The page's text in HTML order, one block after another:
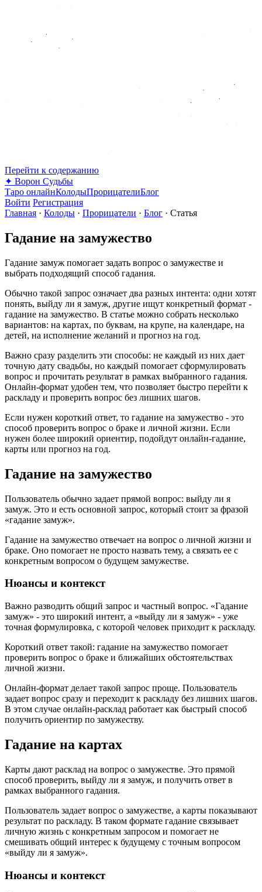
Перейти к содержанию
✦ Ворон Судьбы
Таро онлайнКолодыПрорицателиБлог
Войти Регистрация
Главная · Колоды · Прорицатели · Блог · Статья
Гадание на замужество
Гадание замуж помогает задать вопрос о замужестве и
выбрать подходящий способ гадания.
Обычно такой запрос означает два разных интента: одни хотят
понять, выйду ли я замуж, другие ищут конкретный формат -
гадание на замужество. В статье можно собрать несколько
вариантов: на картах, по буквам, на крупе, на календаре, на
детей, на исполнение желаний и прогноз на год.
Важно сразу разделить эти способы: не каждый из них дает
точную дату свадьбы, но каждый помогает сформулировать
вопрос и прочитать результат в рамках выбранного гадания.
Онлайн-формат удобен тем, что позволяет быстро перейти к
раскладу и проверить вопрос без лишних шагов.
Если нужен короткий ответ, то гадание на замужество - это
способ проверить вопрос о браке и личной жизни. Если
нужен более широкий ориентир, подойдут онлайн-гадание,
карты или прогноз на год.
Гадание на замужество
Пользователь обычно задает прямой вопрос: выйду ли я
замуж. Это и есть основной запрос, который стоит за фразой
«гадание замуж».
Гадание на замужество отвечает на вопрос о личной жизни и
браке. Оно помогает не просто назвать тему, а связать ее с
конкретным вопросом о будущем замужестве.
Нюансы и контекст
Важно разводить общий запрос и частный вопрос. «Гадание
замуж» - это широкий интент, а «выйду ли я замуж» - уже
точная формулировка, с которой человек приходит к раскладу.
Короткий ответ такой: гадание на замужество помогает
проверить вопрос о браке и ближайших обстоятельствах
личной жизни.
Онлайн-формат делает такой запрос проще. Пользователь
задает вопрос сразу и переходит к раскладу без лишних шагов.
В этом случае онлайн-расклад работает как быстрый способ
получить ориентир по замужеству.
Гадание на картах
Карты дают расклад на вопрос о замужестве. Это прямой
способ проверить, выйду ли я замуж, и получить ответ в
рамках выбранного гадания.
Пользователь задает вопрос о замужестве, а карты показывают
результат по раскладу. В таком формате гадание связывает
личную жизнь с конкретным запросом и помогает не
смешивать общий интерес к будущему с точным вопросом
«выйду ли я замуж».
Нюансы и контекст